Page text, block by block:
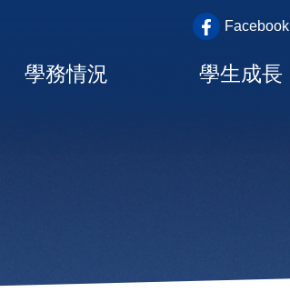
top_area
Facebook
學務情況 學生成長